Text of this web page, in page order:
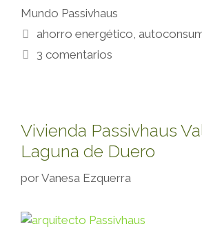
Mundo Passivhaus
ahorro energético,
3 comentarios
Vivienda Passivhaus
Laguna de Duero
porVanesa Ezquerra